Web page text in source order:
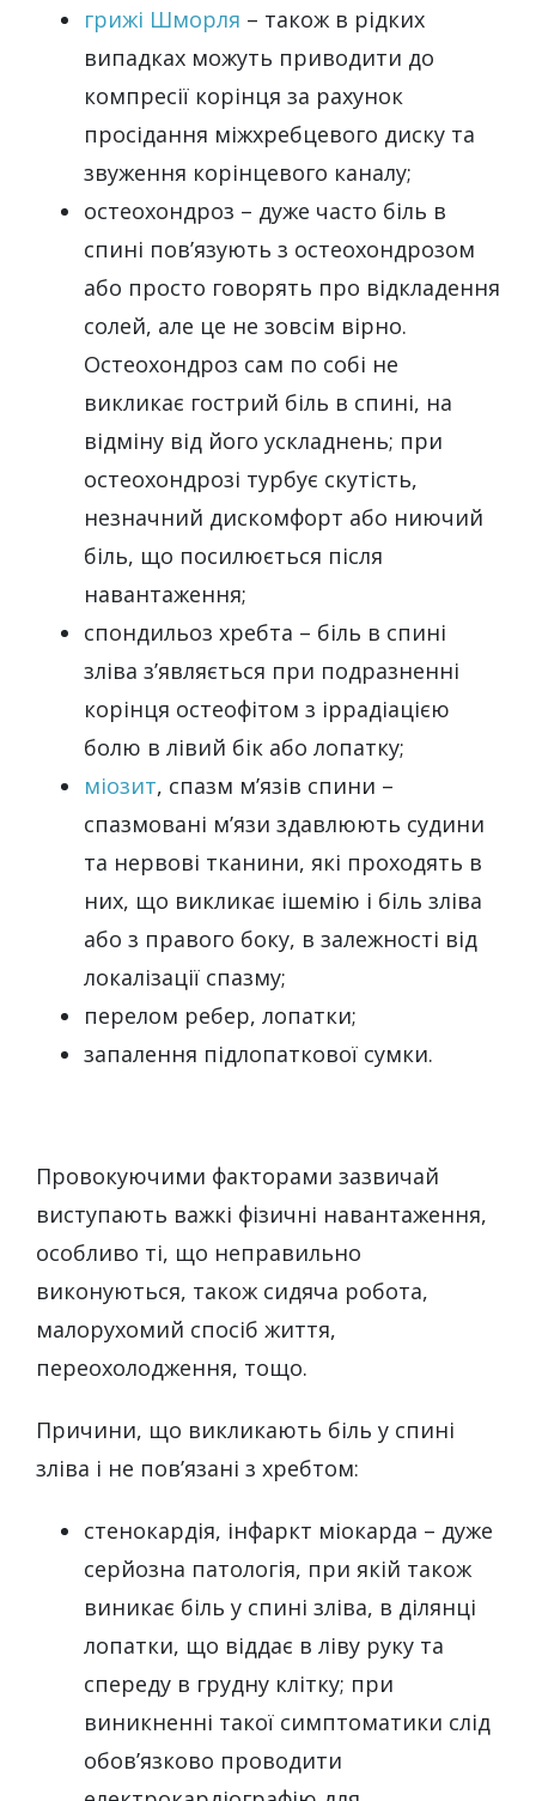
грижі Шморля – також в рідких
випадках можуть приводити до
компресії корінця за рахунок
просідання міжхребцевого диску та
звуження корінцевого каналу;
остеохондроз – дуже часто біль в
спині пов’язують з остеохондрозом
або просто говорять про відкладення
солей, але це не зовсім вірно.
Остеохондроз сам по собі не
викликає гострий біль в спині, на
відміну від його ускладнень; при
остеохондрозі турбує скутість,
незначний дискомфорт або ниючий
біль, що посилюється після
навантаження;
спондильоз хребта – біль в спині
зліва з’являється при подразненні
корінця остеофітом з іррадіацією
болю в лівий бік або лопатку;
міозит, спазм м’язів спини –
спазмовані м’язи здавлюють судини
та нервові тканини, які проходять в
них, що викликає ішемію і біль зліва
або з правого боку, в залежності від
локалізації спазму;
перелом ребер, лопатки;
запалення підлопаткової сумки.
Провокуючими факторами зазвичай
виступають важкі фізичні навантаження,
особливо ті, що неправильно
виконуються, також сидяча робота,
малорухомий спосіб життя,
переохолодження, тощо.
Причини, що викликають біль у спині
зліва і не пов’язані з хребтом:
стенокардія, інфаркт міокарда – дуже
серйозна патологія, при якій також
виникає біль у спині зліва, в ділянці
лопатки, що віддає в ліву руку та
спереду в грудну клітку; при
виникненні такої симптоматики слід
обов’язково проводити